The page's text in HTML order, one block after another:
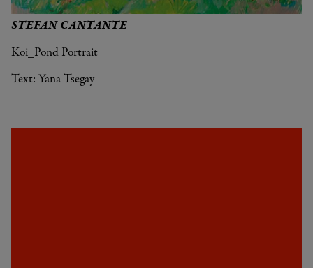
STEFAN CANTANTE
Koi_Pond Portrait
Text: Yana Tsegay